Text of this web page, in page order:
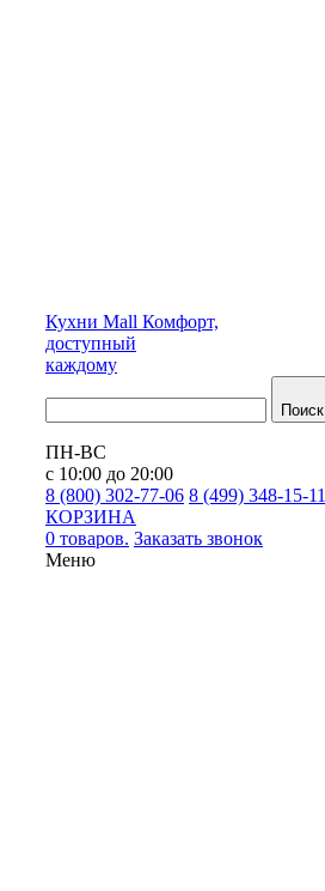
Кухни Mall Комфорт,
доступный
каждому
Поиск
ПН-ВС
с 10:00 до 20:00
8 (800) 302-77-06 8 (499) 348-15-11
КОРЗИНА
0 товаров. Заказать звонок
Меню